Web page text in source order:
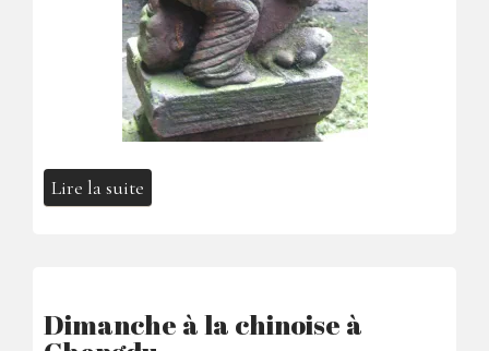
Lire la suite
Dimanche à la chinoise à